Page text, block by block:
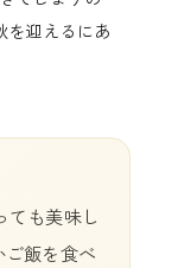
を迎えるにあ
ても美味し
ご飯を食べ